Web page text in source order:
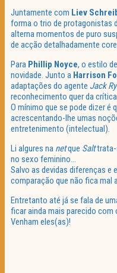
Juntamente com Liev
forma o trio de protagonistas
alterna momentos de puro
de acção detalhadamente
Para Phillip Noyce, o estilo
novidade. Junto a Harrison
adaptações do agente Jack
reconhecimento quer da
O mínimo que se pode dizer é
acrescentando-lhe umas
entretenimento (intelectual).
Li algures na netque Salttrata-
no sexo feminino…
Salvo as devidas diferenças e
comparação que não fica mal
Entretanto até já se fala de
ficar ainda mais parecido com
Venham eles(as)!